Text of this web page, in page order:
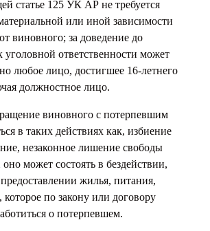
статье 125 УК АР не требуется
или иной зависимости
виновного; за доведение до
уголовной ответственности может
любое лицо, достигшее 16-летнего
должностное лицо.
виновного с потерпевшим
в таких действиях как, избиение
незаконное лишение свободы
может состоять в бездействии,
жилья, питания,
по закону или договору
о потерпевшем.